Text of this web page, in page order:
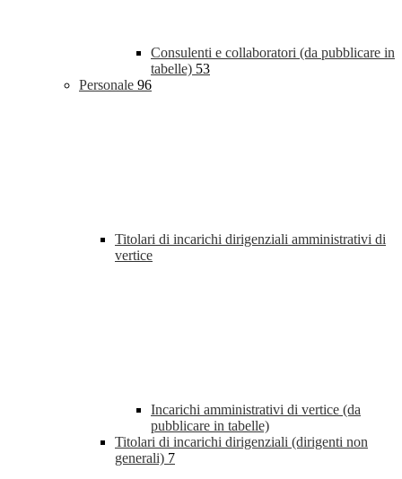
Consulenti e collaboratori (da pubblicare in
tabelle) 53
Personale 96
Titolari di incarichi dirigenziali amministrativi di
vertice
Incarichi amministrativi di vertice (da
pubblicare in tabelle)
Titolari di incarichi dirigenziali (dirigenti non
generali) 7